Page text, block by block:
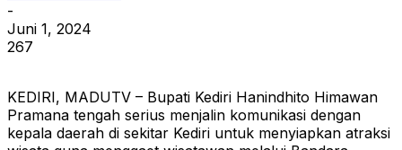
-
Juni 1, 2024
267
KEDIRI, MADUTV – Bupati Kediri Hanindhito Himawan
Pramana tengah serius menjalin komunikasi dengan
kepala daerah di sekitar Kediri untuk menyiapkan atraksi